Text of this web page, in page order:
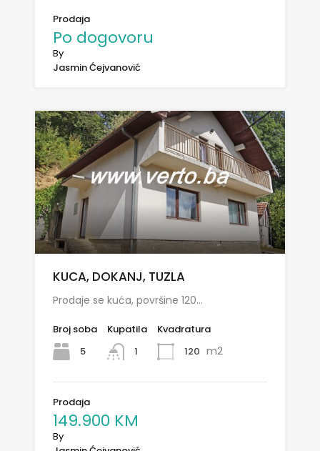
Prodaja
Po dogovoru
By
Jasmin Ćejvanović
KUCA, DOKANJ, TUZLA
Prodaje se kuća, površine 120…
Broj soba
5
Kupatila
1
Kvadratura
120 m2
Prodaja
149.900 KM
By